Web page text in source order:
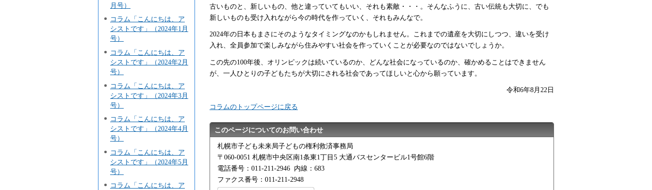
月号）
コラム「こんにちは、ア
シストです」（2024年1月
号）
コラム「こんにちは、ア
シストです」（2024年2月
号）
コラム「こんにちは、ア
シストです」（2024年3月
号）
コラム「こんにちは、ア
シストです」（2024年4月
号）
コラム「こんにちは、ア
シストです」（2024年5月
号）
コラム「こんにちは、ア
古いものと、新しいもの、他と違っていてもいい、それも素敵・・・。そんなふうに、古い伝統も大切に、でも
新しいものも受け入れながら今の時代を作っていく、それもみんなで。
2024年の日本もまさにそのようなタイミングなのかもしれません。これまでの遺産を大切にしつつ、違いを受け
入れ、全員参加で楽しみながら住みやすい社会を作っていくことが必要なのではないでしょうか。
この先の100年後、オリンピックは続いているのか、どんな社会になっているのか、確かめることはできません
が、一人ひとりの子どもたちが大切にされる社会であってほしいと心から願っています。
令和6年8月22日
コラムのトップページに戻る
このページについてのお問い合わせ
札幌市子ども未来局子どもの権利救済事務局
〒060-0051 札幌市中央区南1条東1丁目5 大通バスセンタービル1号館6階
電話番号：011-211-2946 内線：683
ファクス番号：011-211-2948